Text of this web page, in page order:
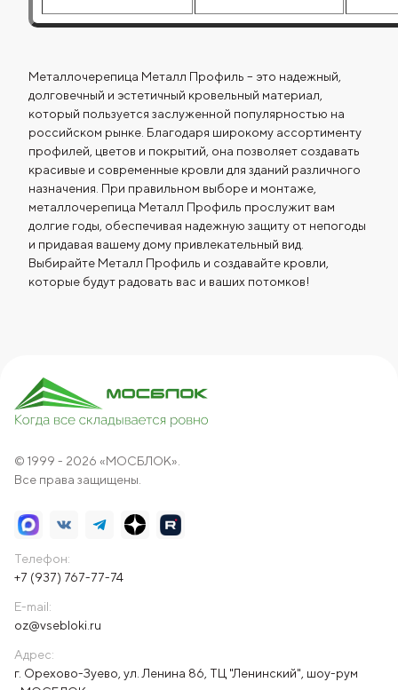
Металлочерепица Металл Профиль – это надежный,
долговечный и эстетичный кровельный материал,
который пользуется заслуженной популярностью на
российском рынке. Благодаря широкому ассортименту
профилей, цветов и покрытий, она позволяет создавать
красивые и современные кровли для зданий различного
назначения. При правильном выборе и монтаже,
металлочерепица Металл Профиль прослужит вам
долгие годы, обеспечивая надежную защиту от непогоды
и придавая вашему дому привлекательный вид.
Выбирайте Металл Профиль и создавайте кровли,
которые будут радовать вас и ваших потомков!
© 1999 - 2026 «МОСБЛОК».
Все права защищены.
Телефон:
+7 (937) 767-77-74
E-mail:
oz@vsebloki.ru
Адрес:
г. Орехово-Зуево, ул. Ленина 86, ТЦ "Ленинский", шоу-рум